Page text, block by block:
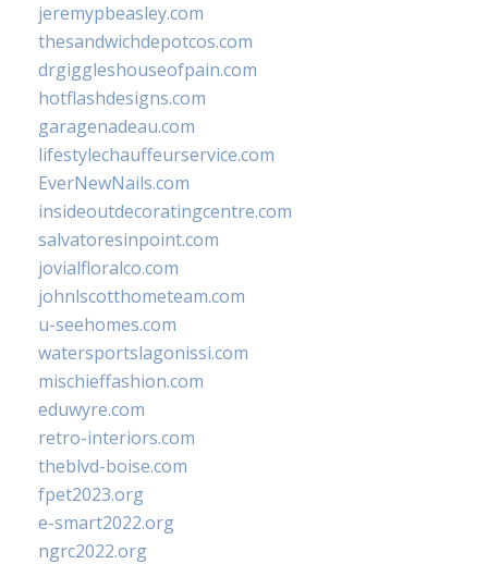
jeremypbeasley.com
thesandwichdepotcos.com
drgiggleshouseofpain.com
hotflashdesigns.com
garagenadeau.com
lifestylechauffeurservice.com
EverNewNails.com
insideoutdecoratingcentre.com
salvatoresinpoint.com
jovialfloralco.com
johnlscotthometeam.com
u-seehomes.com
watersportslagonissi.com
mischieffashion.com
eduwyre.com
retro-interiors.com
theblvd-boise.com
fpet2023.org
e-smart2022.org
ngrc2022.org